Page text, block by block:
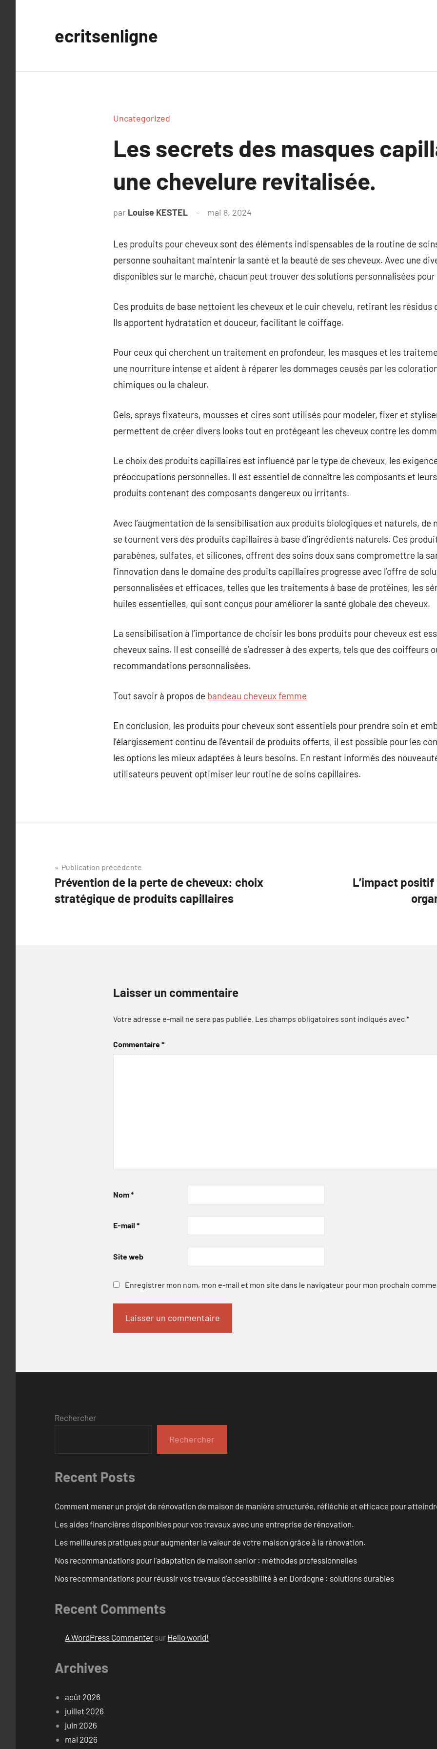
ecritsenligne
Uncategorized
Les secrets des masques
une chevelure revitalisée.
par Louise KESTEL mai 8, 2024
Les produits pour cheveux sont des éléments indispensables de la routine de
personne souhaitant maintenir la santé et la beauté de ses cheveux. Avec une
disponibles sur le marché, chacun peut trouver des solutions personnalisées
Ces produits de base nettoient les cheveux et le cuir chevelu, retirant les résidus
Ils apportent hydratation et douceur, facilitant le coiffage.
Pour ceux qui cherchent un traitement en profondeur, les masques et les
une nourriture intense et aident à réparer les dommages causés par les
chimiques ou la chaleur.
Gels, sprays fixateurs, mousses et cires sont utilisés pour modeler, fixer et
permettent de créer divers looks tout en protégeant les cheveux contre les
Le choix des produits capillaires est influencé par le type de cheveux, les
préoccupations personnelles. Il est essentiel de connaître les composants et
produits contenant des composants dangereux ou irritants.
Avec l’augmentation de la sensibilisation aux produits biologiques et naturels,
se tournent vers des produits capillaires à base d’ingrédients naturels. Ces
parabènes, sulfates, et silicones, offrent des soins doux sans compromettre la
l’innovation dans le domaine des produits capillaires progresse avec l’offre de
personnalisées et efficaces, telles que les traitements à base de protéines, les
huiles essentielles, qui sont conçus pour améliorer la santé globale des cheveux.
La sensibilisation à l’importance de choisir les bons produits pour cheveux est
cheveux sains. Il est conseillé de s’adresser à des experts, tels que des coiffeurs
recommandations personnalisées.
Tout savoir à propos de bandeau cheveux femme
En conclusion, les produits pour cheveux sont essentiels pour prendre soin et
l’élargissement continu de l’éventail de produits offerts, il est possible pour les
les options les mieux adaptées à leurs besoins. En restant informés des
utilisateurs peuvent optimiser leur routine de soins capillaires.
Navigation
de
l’article
Publication précédente
Prévention de la perte de cheveux: choix
stratégique de produits capillaires
L’impact
Laisser un commentaire
Votre adresse e-mail ne sera pas publiée. Les champs obligatoires sont indiqués avec*
Commentaire*
Nom*
E-mail *
Site web
Enregistrer mon nom, mon e-mail et mon site dans le navigateur pour mon prochain
Rechercher
Rechercher
Recent Posts
Comment mener un projet de rénovation de maison de manière structurée, réfléchie et efficace pour
Les aides financières disponibles pour vos travaux avec une entreprise de rénovation.
Les meilleures pratiques pour augmenter la valeur de votre maison grâce à la rénovation.
Nos recommandations pour l’adaptation de maison senior : méthodes professionnelles
Nos recommandations pour réussir vos travaux d’accessibilité à en Dordogne : solutions durables
Recent Comments
A WordPress Commenter sur Hello world!
Archives
août 2026
juillet 2026
juin 2026
mai 2026